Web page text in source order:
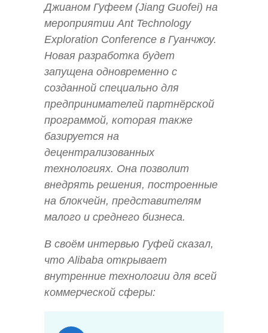
Джианом Гуфеем (Jiang Guofei) на
мероприятии Ant Technology
Exploration Conference в Гуанчжоу.
Новая разработка будет
запущена одновременно с
созданной специально для
предпринимателей партнёрской
программой, которая также
базируется на
децентрализованных
технологиях. Она позволит
внедрять решения, построенные
на блокчейн, представителям
малого и среднего бизнеса.
В своём интервью Гуфей сказал,
что Alibaba открывает
внутренние технологии для всей
коммерческой сферы: